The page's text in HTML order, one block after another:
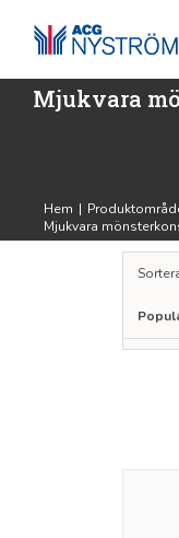
innehållet
Mjukvara
Hem |
Mjukvara
Visa